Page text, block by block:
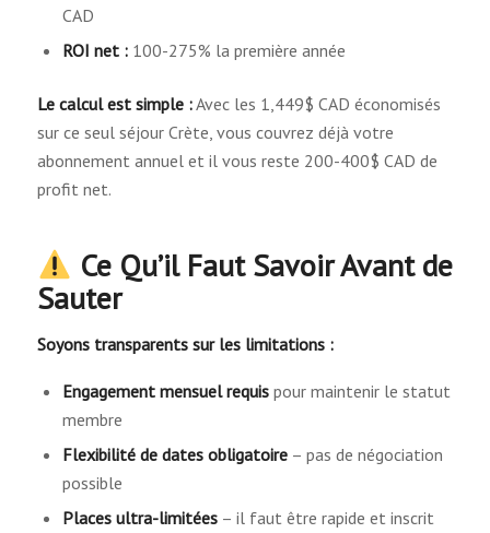
CAD
ROI net :100-275% la première année
Le calcul est simple :Avec les 1,449$ CAD économisés
sur ce seul séjour Crète, vous couvrez déjà votre
abonnement annuel et il vous reste 200-400$ CAD de
profit net.
Ce Qu’il Faut Savoir Avant de
Sauter
Soyons transparents sur les limitations :
Engagement mensuel requispour maintenir le statut
membre
Flexibilité de dates obligatoire– pas de négociation
possible
Places ultra-limitées– il faut être rapide et inscrit